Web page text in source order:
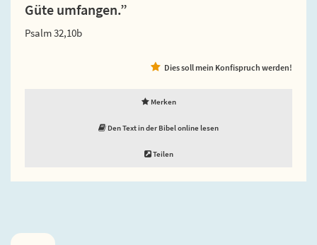
Güte umfangen.”
Psalm 32,10b
Dies soll mein Konfispruch werden!
Merken
Den Text in der Bibel online lesen
Teilen